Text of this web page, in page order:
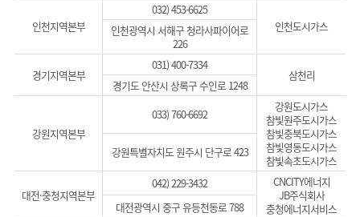
인천지역본부
032) 453-6625
인천도시가스
인천광역시 서해구 청라사파이어로
226
경기지역본부
031) 400-7334
삼천리
경기도 안산시 상록구 수인로 1248
강원지역본부
033) 760-6692
강원도시가스
참빛원주도시가스
참빛충북도시가스
참빛영동도시가스
참빛속초도시가스
강원특별자치도 원주시 단구로 423
대전·충청지역본부
042) 229-3432
CNCITY에너지
JB주식회사
충청에너지서비스
대전광역시 중구 유등천동로 788